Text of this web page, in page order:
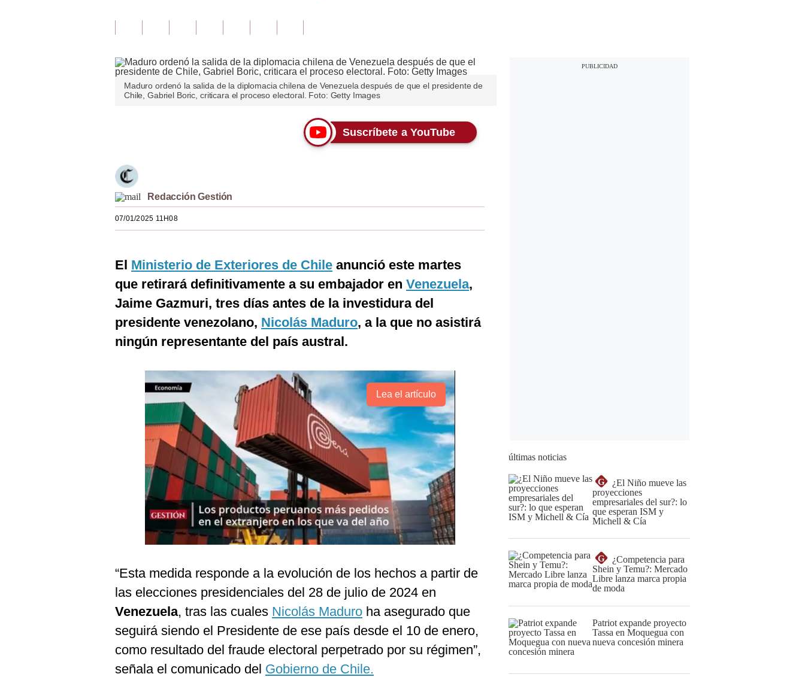
Maduro ordenó la salida de la diplomacia chilena de Venezuela después de que el presidente de
Chile, Gabriel Boric, criticara el proceso electoral. Foto: Getty Images
Suscríbete a YouTube
Redacción Gestión
07/01/2025 11H08
El Ministerio de Exteriores de Chile anunció este martes
que retirará definitivamente a su embajador en Venezuela,
Jaime Gazmuri, tres días antes de la investidura del
presidente venezolano, Nicolás Maduro, a la que no asistirá
ningún representante del país austral.
Lea el artículo
“Esta medida responde a la evolución de los hechos a partir de
las elecciones presidenciales del 28 de julio de 2024 en
Venezuela, tras las cuales Nicolás Maduro ha asegurado que
seguirá siendo el Presidente de ese país desde el 10 de enero,
como resultado del fraude electoral perpetrado por su régimen”,
señala el comunicado del Gobierno de Chile.
últimas noticias
G
¿El Niño mueve las
proyecciones
empresariales del sur?: lo
que esperan ISM y
Michell & Cía
G
¿Competencia para
Shein y Temu?: Mercado
Libre lanza marca propia
de moda
Patriot expande proyecto
Tassa en Moquegua con
nueva concesión minera